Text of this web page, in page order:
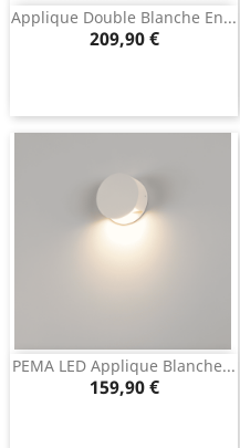
Applique Double Blanche En...
Prix
209,90 €
PEMA LED Applique Blanche...
Prix
159,90 €